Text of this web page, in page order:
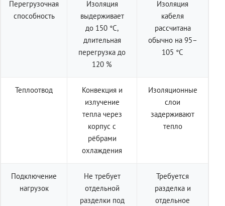
Перегрузочная
способность
Изоляция
выдерживает
до 150 °C,
длительная
перегрузка до
120 %
Изоляция
кабеля
рассчитана
обычно на 95–
105 °C
Теплоотвод
Конвекция и
излучение
тепла через
корпус с
рёбрами
охлаждения
Изоляционные
слои
задерживают
тепло
Подключение
нагрузок
Не требует
отдельной
разделки под
Требуется
разделка и
отдельное